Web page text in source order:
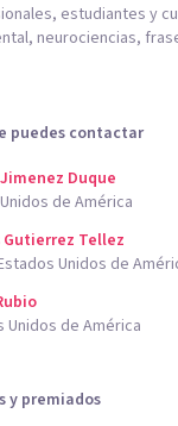
estudiantes y
neurociencias,
puedes contactar
Duque
de América
Gutierrez Tellez
Unidos de
Unidos de América
y premiados